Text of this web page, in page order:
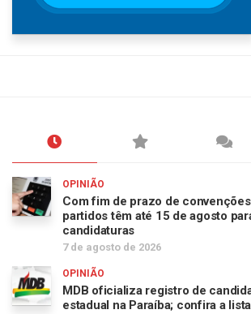
OPINIÃO
Com fim de prazo de
partidos têm até 15 de agosto
candidaturas
7 de agosto de 2026
OPINIÃO
MDB oficializa registro de
estadual na Paraíba; confira a